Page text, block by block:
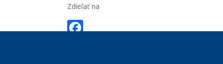
Zdieľať na
F